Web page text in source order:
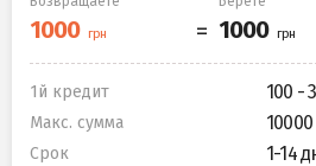
1й кредит 100 -
Макс. сумма 10000
Срок 1-14